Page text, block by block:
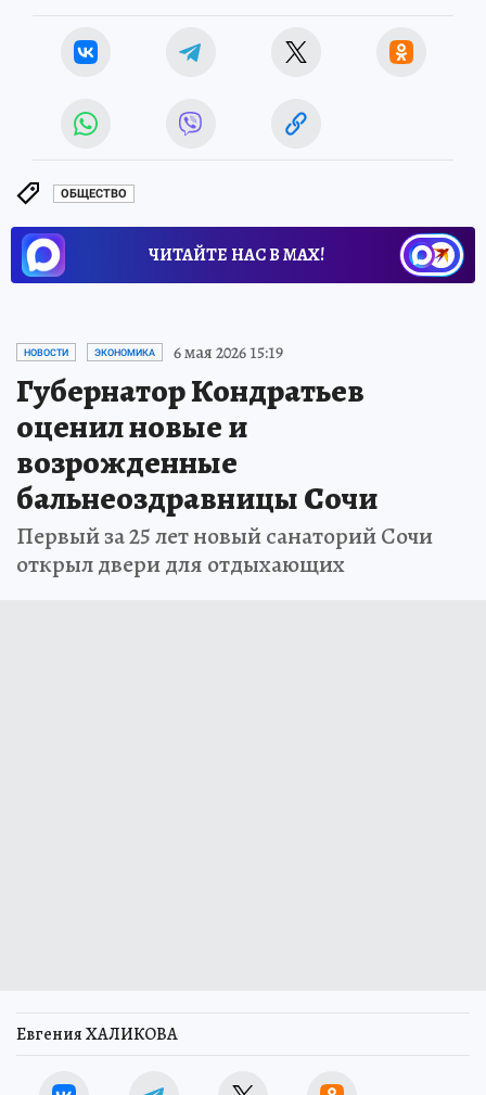
ОБЩЕСТВО
ЧИТАЙТЕ НАС В МАХ!
НОВОСТИ ЭКОНОМИКА 6 мая 2026 15:19
Губернатор Кондратьев
оценил новые и
возрожденные
бальнеоздравницы Сочи
Первый за 25 лет новый санаторий Сочи
открыл двери для отдыхающих
Евгения ХАЛИКОВА